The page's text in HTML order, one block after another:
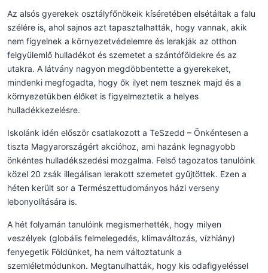
Az alsós gyerekek osztályfőnökeik kíséretében elsétáltak a falu
szélére is, ahol sajnos azt tapasztalhatták, hogy vannak, akik
nem figyelnek a környezetvédelemre és lerakják az otthon
felgyülemlő hulladékot és szemetet a szántóföldekre és az
utakra. A látvány nagyon megdöbbentette a gyerekeket,
mindenki megfogadta, hogy ők ilyet nem tesznek majd és a
környezetükben élőket is figyelmeztetik a helyes
hulladékkezelésre.
Iskolánk idén először csatlakozott a TeSzedd – Önkéntesen a
tiszta Magyarországért akcióhoz, ami hazánk legnagyobb
önkéntes hulladékszedési mozgalma. Felső tagozatos tanulóink
közel 20 zsák illegálisan lerakott szemetet gyűjtöttek. Ezen a
héten került sor a Természettudományos házi verseny
lebonyolítására is.
A hét folyamán tanulóink megismerhették, hogy milyen
veszélyek (globális felmelegedés, klímaváltozás, vízhiány)
fenyegetik Földünket, ha nem változtatunk a
szemléletmódunkon. Megtanulhatták, hogy kis odafigyeléssel